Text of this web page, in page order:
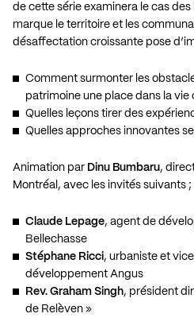
de cette série examinera le cas
marque le territoire et les
désaffectation croissante pose
Comment surmonter les
patrimoine une place dans la vie
Quelles leçons tirer des
Quelles approches innovantes
Animation par Dinu Bumbaru,
Montréal, avec les invités suivants ;
Claude Lepage, agent de
Bellechasse
Stéphane Ricci, urbaniste et
développement Angus
Rev. Graham Singh, président
de Relèven »